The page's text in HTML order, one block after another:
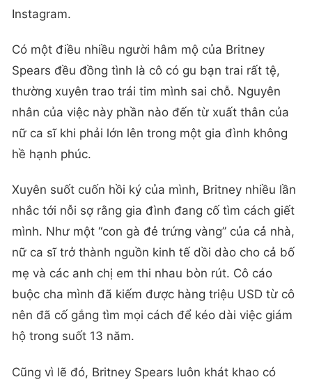
Instagram.
Có một điều nhiều người hâm mộ của Britney
Spears đều đồng tình là cô có gu bạn trai rất tệ,
thường xuyên trao trái tim mình sai chỗ. Nguyên
nhân của việc này phần nào đến từ xuất thân của
nữ ca sĩ khi phải lớn lên trong một gia đình không
hề hạnh phúc.
Xuyên suốt cuốn hồi ký của mình, Britney nhiều lần
nhắc tới nỗi sợ rằng gia đình đang cố tìm cách giết
mình. Như một “con gà đẻ trứng vàng” của cả nhà,
nữ ca sĩ trở thành nguồn kinh tế dồi dào cho cả bố
mẹ và các anh chị em thi nhau bòn rút. Cô cáo
buộc cha mình đã kiếm được hàng triệu USD từ cô
nên đã cố gắng tìm mọi cách để kéo dài việc giám
hộ trong suốt 13 năm.
Cũng vì lẽ đó, Britney Spears luôn khát khao có